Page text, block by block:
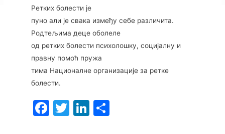
Ретких болести је
пуно али је свака између себе различита.
Родтељима деце оболеле
од ретких болести психолошку, социјалну и
правну помоћ пружа
тима Националне организације за ретке
болести.
F T Li S